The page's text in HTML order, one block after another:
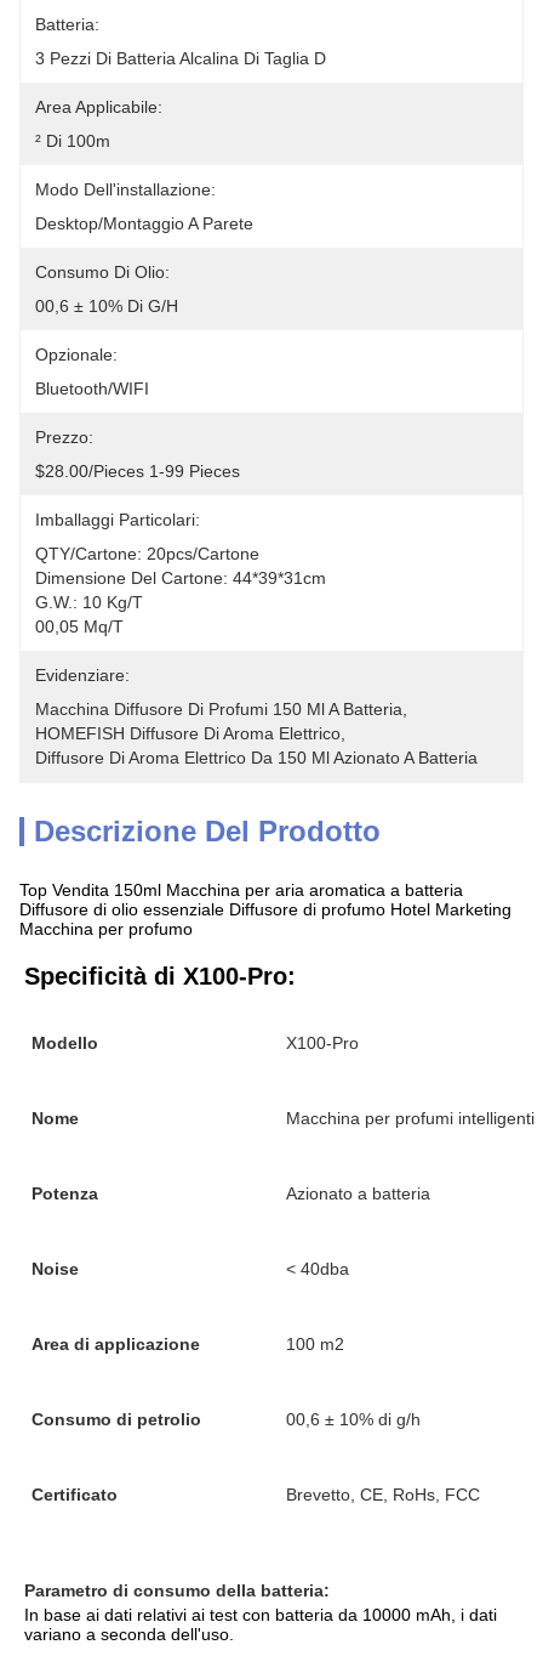
Batteria:
3 Pezzi Di Batteria Alcalina Di Taglia D
Area Applicabile:
² Di 100m
Modo Dell'installazione:
Desktop/montaggio A Parete
Consumo Di Olio:
00,6 ± 10% Di G/h
Opzionale:
Bluetooth/WIFI
Prezzo:
$28.00/pieces 1-99 Pieces
Imballaggi Particolari:
QTY/cartone: 20pcs/cartone
Dimensione Del Cartone: 44*39*31cm
G.W.: 10 Kg/t
00,05 Mq/t
Evidenziare:
Macchina Diffusore Di Profumi 150 Ml A Batteria
HOMEFISH Diffusore Di Aroma Elettrico
Diffusore Di Aroma Elettrico Da 150 Ml Azionato A Batteria
Descrizione Del Prodotto
Top Vendita 150ml Macchina per aria aromatica a batteria
Diffusore di olio essenziale Diffusore di profumo Hotel Marketing
Macchina per profumo
Specificità di X100-Pro:
Modello X100-Pro
Nome Macchina per profumi intelligenti
Potenza Azionato a batteria
Noise < 40dba
Area di applicazione 100 m2
Consumo di petrolio 00,6 ± 10% di g/h
Certificato Brevetto, CE, RoHs, FCC
Parametro di consumo della batteria:
In base ai dati relativi ai test con batteria da 10000 mAh, i dati
variano a seconda dell'uso.